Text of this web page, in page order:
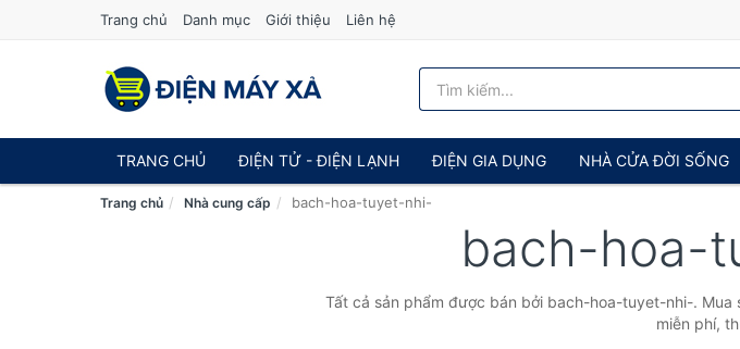
Trang chủ Danh mục Giới thiệu Liên hệ
TRANG CHỦ ĐIỆN TỬ - ĐIỆN LẠNH ĐIỆN GIA DỤNG NHÀ CỬA ĐỜI SỐNG
Trang chủ Nhà cung cấp bach-hoa-tuyet-nhi-
bach-hoa-
Tất cả sản phẩm được bán bởi bach-hoa-tuyet-nhi-.
miễn phí,